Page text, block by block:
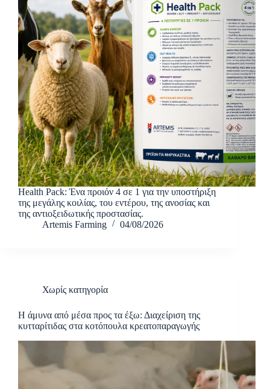
Health Pack: Ένα προιόν 4 σε 1 για την υποστήριξη
της μεγάλης κοιλίας, του εντέρου, της ανοσίας και
της αντιοξειδωτικής προστασίας.
Artemis Farming
04/08/2026
Χωρίς κατηγορία
Η άμυνα από μέσα προς τα έξω: Διαχείριση της
κυτταρίτιδας στα κοτόπουλα κρεατοπαραγωγής